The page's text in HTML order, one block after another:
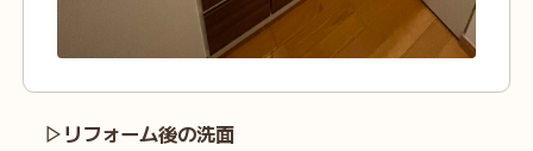
▷リフォーム後の洗面